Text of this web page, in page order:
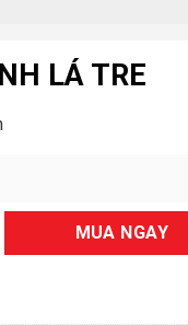
LÁ TRE
MUA NGAY